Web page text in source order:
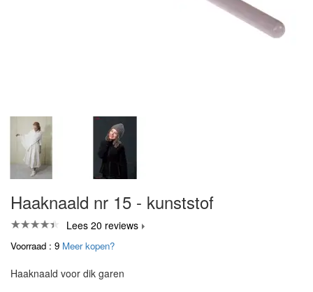
Haaknaald nr 15 - kunststof
Lees 20 reviews
Voorraad : 9 Meer kopen?
Haaknaald voor dik garen